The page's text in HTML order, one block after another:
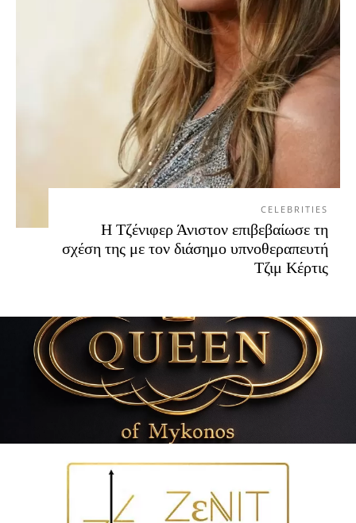
CELEBRITIES
Η Τζένιφερ Άνιστον επιβεβαίωσε τη
σχέση της με τον διάσημο υπνοθεραπευτή
Τζιμ Κέρτις